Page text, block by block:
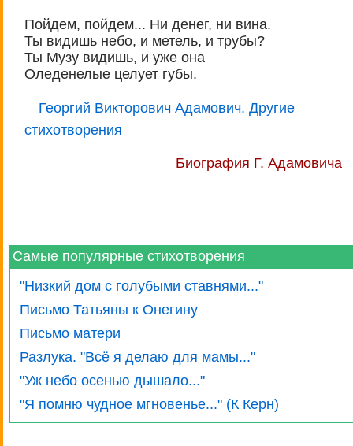
Пойдем, пойдем... Ни денег, ни вина.
Ты видишь небо, и метель, и трубы?
Ты Музу видишь, и уже она
Оледенелые целует губы.
Георгий Викторович Адамович. Другие
стихотворения
Биография Г. Адамовича
Самые популярные стихотворения
"Низкий дом с голубыми ставнями..."
Письмо Татьяны к Онегину
Письмо матери
Разлука. "Всё я делаю для мамы..."
"Уж небо осенью дышало..."
"Я помню чудное мгновенье..." (К Керн)